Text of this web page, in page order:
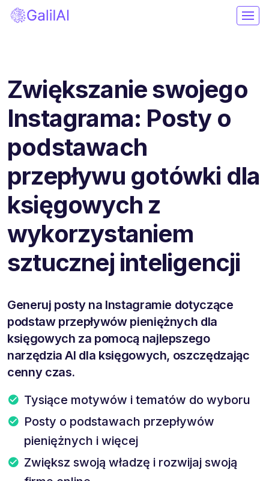
Zwiększanie swojego
Instagrama: Posty o
podstawach
przepływu gotówki dla
księgowych z
wykorzystaniem
sztucznej inteligencji
Generuj posty na Instagramie dotyczące
podstaw przepływów pieniężnych dla
księgowych za pomocą najlepszego
narzędzia AI dla księgowych, oszczędzając
cenny czas.
Tysiące motywów i tematów do wyboru
Posty o podstawach przepływów
pieniężnych i więcej
Zwiększ swoją władzę i rozwijaj swoją